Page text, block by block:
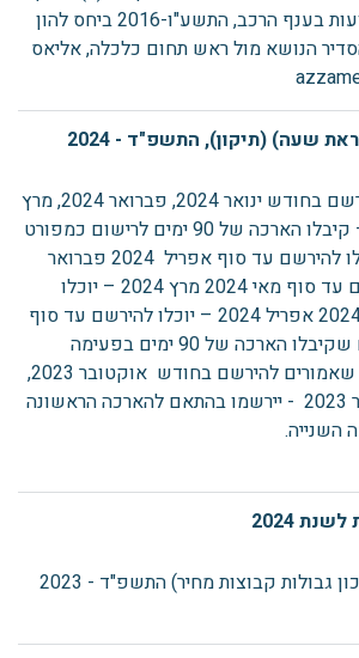
רישוי שירותים ומקצועות בענף הרכב, התשע"ו-2016 ביחס להון
הנושא מול ראש תחום כלכלה, אליאס
שעה) (תיקון), התשפ"ד - 2024
רכבים שאמורים להירשם בחודש ינואר 2024, פברואר 2024, מרץ
2024 ואפריל 2024– קיבלו הארכה של 90 ימים לרישום כמפורט
להלן: ינואר 2024 יוכלו להירשם עד סוף אפריל 2024 פברואר
2024 – יוכלו להירשם עד סוף מאי 2024 מרץ 2024 – יוכלו
להירשם עד סוף יוני 2024 אפריל 2024 – יוכלו להירשם עד סוף
יולי 2024 כל הרכבים שקיבלו הארכה של 90 ימים בפעימה
הראשונה קרי, רכבים שאמורים להירשם בחודש אוקטובר 2023,
נובמבר 2023 ודצמבר 2023 - יירשמו בהתאם להארכה הראשונה
השנייה.
2024
גבולות קבוצות מחיר) התשפ"ד - 2023